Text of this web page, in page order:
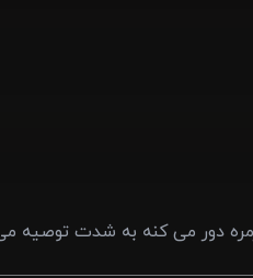
دور می کنه به شدت توصیه